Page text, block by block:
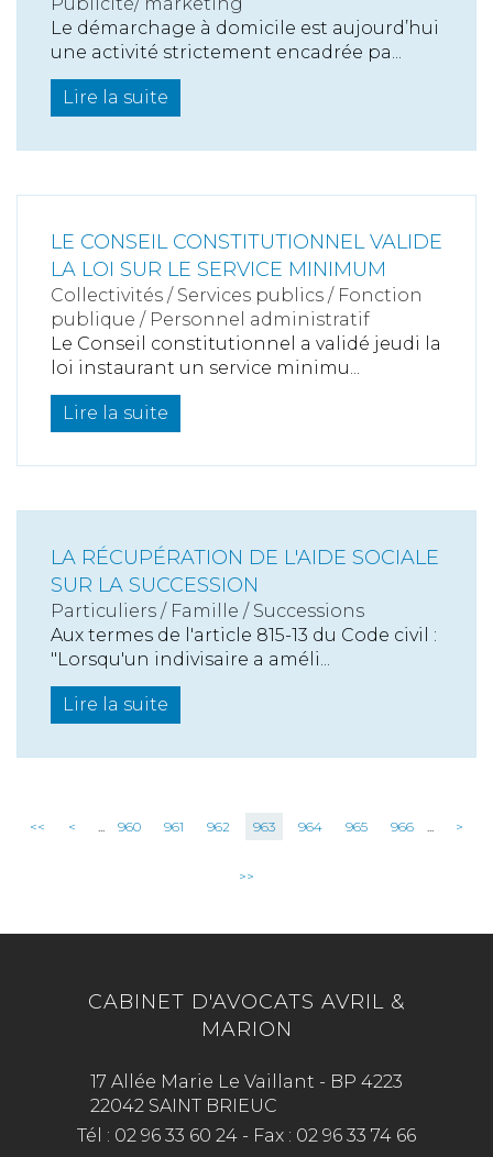
Le démarchage à domicile est aujourd’hui
une activité strictement encadrée pa...
Lire la suite
LE CONSEIL CONSTITUTIONNEL VALIDE
LA LOI SUR LE SERVICE MINIMUM
Collectivités / Services publics / Fonction
publique / Personnel administratif
Le Conseil constitutionnel a validé jeudi la
loi instaurant un service minimu...
Lire la suite
LA RÉCUPÉRATION DE L'AIDE SOCIALE
SUR LA SUCCESSION
Particuliers / Famille / Successions
Aux termes de l'article 815-13 du Code civil :
"Lorsqu'un indivisaire a améli...
Lire la suite
<< < ... 960 961 962 963 964 965 966 ... >
>>
CABINET D'AVOCATS AVRIL &
MARION
17 Allée Marie Le Vaillant - BP 4223
22042 SAINT BRIEUC
Tél : 02 96 33 60 24 - Fax : 02 96 33 74 66